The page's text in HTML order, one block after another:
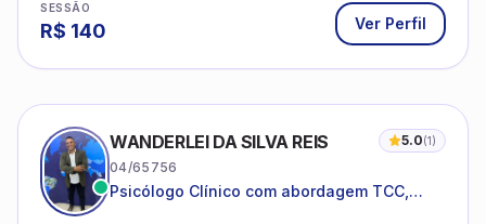
SESSÃO
R$ 140 Ver Perfil
WANDERLEI DA SILVA REIS 5.0(1)
04/65756
Psicólogo Clínico com abordagem TCC,